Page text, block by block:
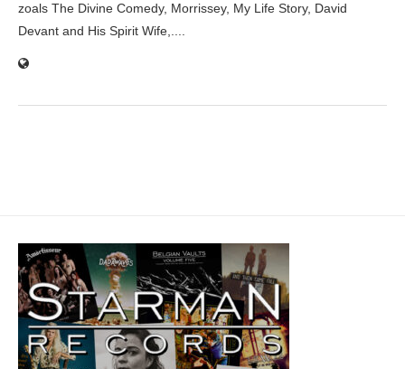
zoals The Divine Comedy, Morrissey, My Life Story, David
Devant and His Spirit Wife,....